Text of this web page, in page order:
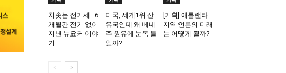
치솟는 전기세.. 6
개월간 전기 없이
지낸 뉴요커 이야
기
미국, 세계1위 산
유국인데 왜 베네
주 원유에 눈독 들
일까?
[기획] 애틀랜타
지역 언론의 미래
는 어떻게 될까?